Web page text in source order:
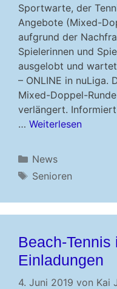
Sportwarte, der
Angebote (Mixed-
aufgrund der
Spielerinnen und
ausgelobt und
– ONLINE in nuLiga.
Mixed-Doppel-
verlängert.
… Weiterlesen
Kategorien
News
Schlagwörter
Senioren
Beach-Tennis
Einladungen
4. Juni 2019 von Kai